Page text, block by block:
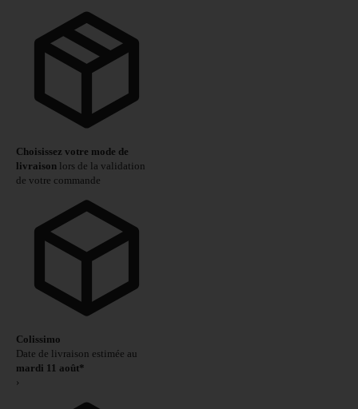
Choisissez votre mode de
livraison lors de la validation
de votre commande
Colissimo
Date de livraison estimée au
mardi 11 août*
›